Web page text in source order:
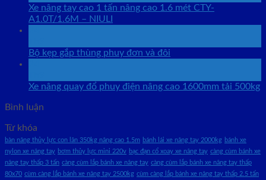
Xe nâng tay cao 1 tấn nâng cao 1.6 mét CTY-
A1.0T/1.6M – NIULI
Bộ kẹp gắp thùng phuy đơn và đôi
Xe nâng quay đổ phuy điện nâng cao 1600mm tải 500kg
Bình luận
Từ khóa
bàn nâng thủy lực con lăn 350kg nâng cao 1.5m bánh lái xe nâng tay 2000kg bánh xe
nylon xe nâng tay bơm thủy lực mini 220v bạc đạn cổ xoay xe nâng tay càng cùm bánh xe
nâng tay thấp 3 tấn càng cùm lắp bánh xe nâng tay càng cùm lắp bánh xe nâng tay thấp
80x70 cùm càng lắp bánh xe nâng tay 2500kg cùm càng lắp bánh xe nâng tay thấp 2.5 tấn